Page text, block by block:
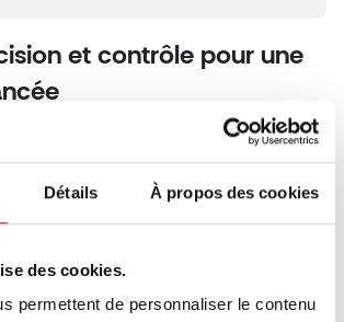
Détails À propos des cookies
des cookies.
permettent de personnaliser le contenu
et contrôle pour une
est conçu pour accroître les revenus
grâce à sa technologie de
de pièces dans les tubes et signale